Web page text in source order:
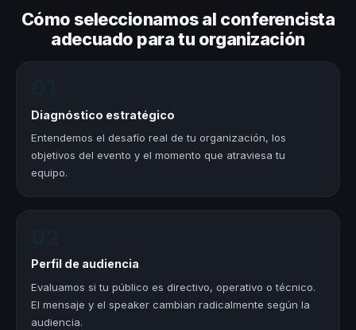
Cómo seleccionamos al conferencista
adecuado para tu organización
Diagnóstico estratégico
Entendemos el desafío real de tu organización, los
objetivos del evento y el momento que atraviesa tu
equipo.
Perfil de audiencia
Evaluamos si tu público es directivo, operativo o técnico.
El mensaje y el speaker cambian radicalmente según la
audiencia.